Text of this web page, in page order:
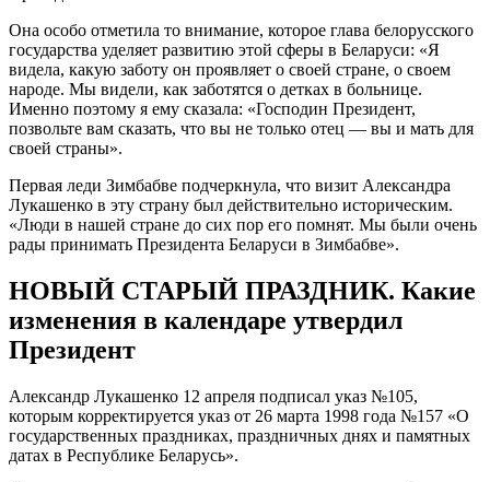
Она особо отметила то внимание, которое глава белорусского
государства уделяет развитию этой сферы в Беларуси: «Я
видела, какую заботу он проявляет о своей стране, о своем
народе. Мы видели, как заботятся о детках в больнице.
Именно поэтому я ему сказала: «Господин Президент,
позвольте вам сказать, что вы не только отец — вы и мать для
своей страны».
Первая леди Зимбабве подчеркнула, что визит Александра
Лукашенко в эту страну был действительно историческим.
«Люди в нашей стране до сих пор его помнят. Мы были очень
рады принимать Президента Беларуси в Зимбабве».
НОВЫЙ СТАРЫЙ ПРАЗДНИК. Какие
изменения в календаре утвердил
Президент
Александр Лукашенко 12 апреля подписал указ №105,
которым корректируется указ от 26 марта 1998 года №157 «О
государственных праздниках, праздничных днях и памятных
датах в Республике Беларусь».